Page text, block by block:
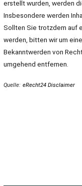
erstellt wurden, werden
Insbesondere werden
Sollten Sie trotzdem auf
werden, bitten wir um
Bekanntwerden von
umgehend entfernen.
Quelle: eRecht24 Disclaimer